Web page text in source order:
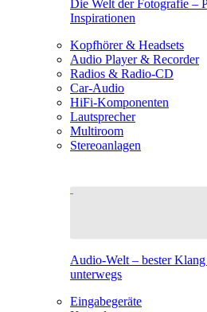
Die Welt der Fotografie –
Inspirationen
Kopfhörer & Headsets
Audio Player & Recorder
Radios & Radio-CD
Car-Audio
HiFi-Komponenten
Lautsprecher
Multiroom
Stereoanlagen
Audio-Welt – bester
unterwegs
Eingabegeräte